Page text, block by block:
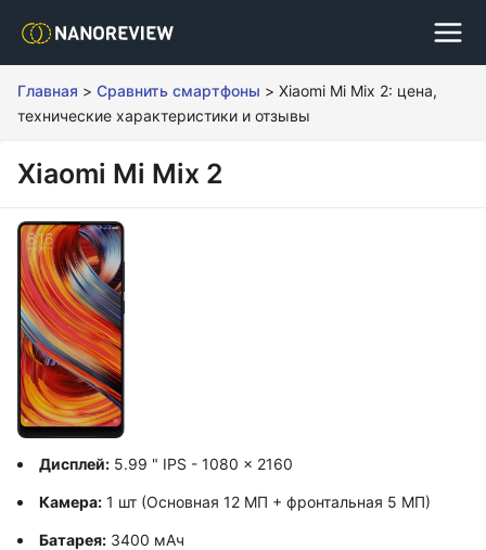
Главная > Сравнить смартфоны > Xiaomi Mi Mix 2: цена,
технические характеристики и отзывы
Xiaomi Mi Mix 2
Дисплей: 5.99 " IPS - 1080 x 2160
Камера: 1 шт (Основная 12 МП + фронтальная 5 МП)
Батарея: 3400 мАч